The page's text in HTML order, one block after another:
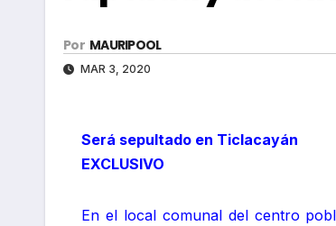
Por MAURIPOOL
MAR 3, 2020
Será sepultado en Ticlacayán
EXCLUSIVO
En el local comunal del centro